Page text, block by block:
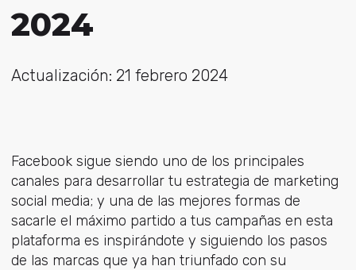
2024
Actualización: 21 febrero 2024
Facebook sigue siendo uno de los principales
canales para desarrollar tu estrategia de marketing
social media; y una de las mejores formas de
sacarle el máximo partido a tus campañas en esta
plataforma es inspirándote y siguiendo los pasos
de las marcas que ya han triunfado con su